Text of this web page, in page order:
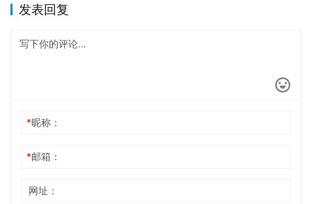
发表回复
*昵称：
*邮箱：
网址：